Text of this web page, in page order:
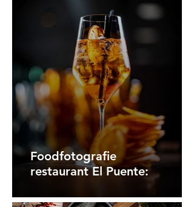
Foodfotografie
restaurant El Puente: